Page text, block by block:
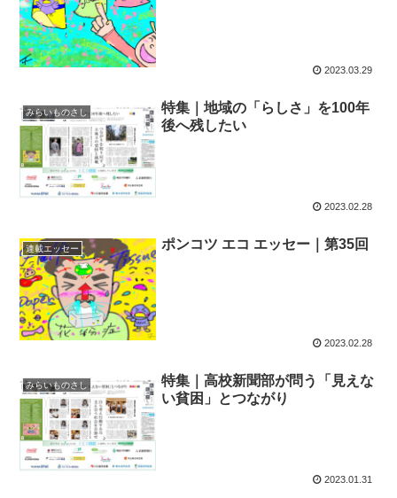
2023.03.29
みらいものさし
特集｜地域の「らしさ」を100年
後へ残したい
2023.02.28
連載エッセー ポンコツ エコ エッセー｜第35回
2023.02.28
みらいものさし
特集｜高校新聞部が問う「見えな
い貧困」とつながり
2023.01.31